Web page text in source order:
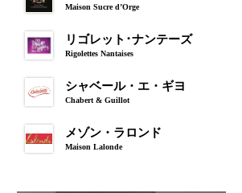
Maison Sucre d’Orge
リゴレット･ナンテーズ
Rigolettes Nantaises
シャベール・エ・ギヨ
Chabert & Guillot
メゾン・ラロンド
Maison Lalonde